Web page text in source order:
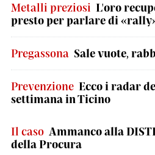
Metalli preziosi L'oro
presto per parlare di
Pregassona Sale vuote,
Prevenzione Ecco i radar
settimana in Ticino
Il caso Ammanco alla
della Procura